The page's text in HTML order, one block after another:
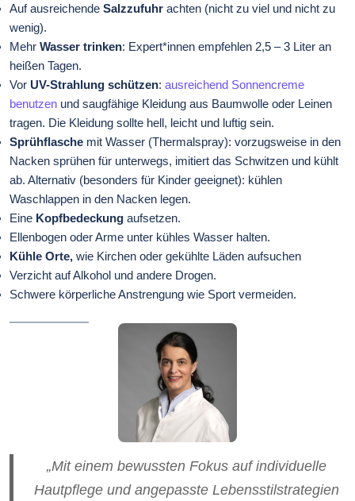
Auf ausreichende Salzzufuhr achten (nicht zu viel und nicht zu
wenig).
Mehr Wasser trinken: Expert*innen empfehlen 2,5 – 3 Liter an
heißen Tagen.
Vor UV-Strahlung schützen: ausreichend Sonnencreme
benutzen und saugfähige Kleidung aus Baumwolle oder Leinen
tragen. Die Kleidung sollte hell, leicht und luftig sein.
Sprühflasche mit Wasser (Thermalspray): vorzugsweise in den
Nacken sprühen für unterwegs, imitiert das Schwitzen und kühlt
ab. Alternativ (besonders für Kinder geeignet): kühlen
Waschlappen in den Nacken legen.
Eine Kopfbedeckung aufsetzen.
Ellenbogen oder Arme unter kühles Wasser halten.
Kühle Orte, wie Kirchen oder gekühlte Läden aufsuchen
Verzicht auf Alkohol und andere Drogen.
Schwere körperliche Anstrengung wie Sport vermeiden.
„Mit einem bewussten Fokus auf individuelle
Hautpflege und angepasste Lebensstilstrategien